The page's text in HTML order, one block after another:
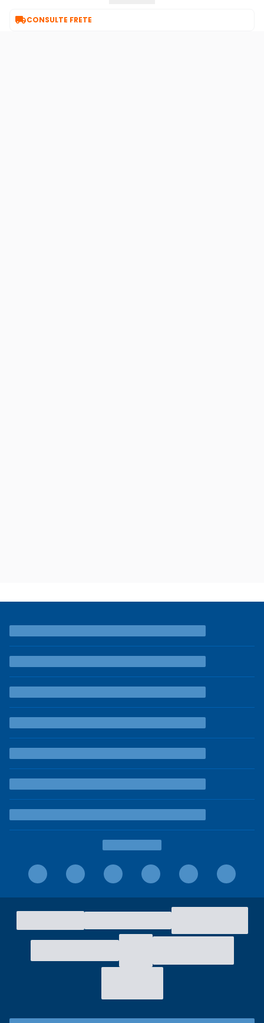
CONSULTE FRETE